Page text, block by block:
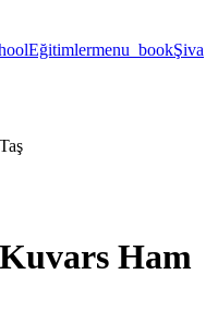
Eğitimlermenu_bookŞiva
Ham